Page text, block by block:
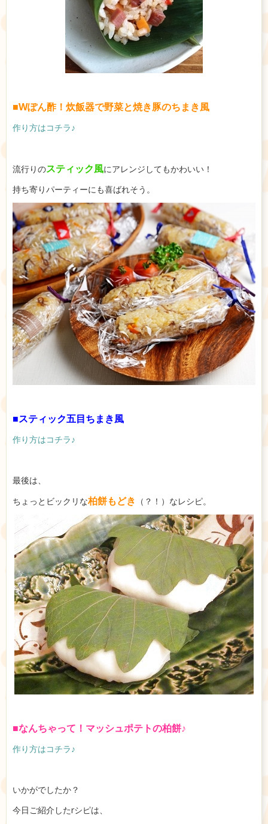
■Wぽん酢！炊飯器で野菜と焼き豚のちまき風
作り方はコチラ♪
流行りのスティック風にアレンジしてもかわいい！
持ち寄りパーティーにも喜ばれそう。
■スティック五目ちまき風
作り方はコチラ♪
最後は、
ちょっとビックリな柏餅もどき （？！）なレシピ。
■なんちゃって！マッシュポテトの柏餅♪
作り方はコチラ♪
いかがでしたか？
今日ご紹介したrシピは、